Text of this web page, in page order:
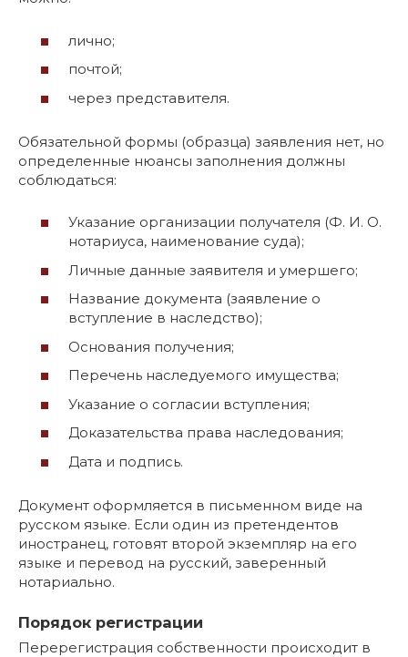
лично;
почтой;
через представителя.
Обязательной формы (образца) заявления нет, но
определенные нюансы заполнения должны
соблюдаться:
Указание организации получателя (Ф. И. О.
нотариуса, наименование суда);
Личные данные заявителя и умершего;
Название документа (заявление о
вступление в наследство);
Основания получения;
Перечень наследуемого имущества;
Указание о согласии вступления;
Доказательства права наследования;
Дата и подпись.
Документ оформляется в письменном виде на
русском языке. Если один из претендентов
иностранец, готовят второй экземпляр на его
языке и перевод на русский, заверенный
нотариально.
Порядок регистрации
Перерегистрация собственности происходит в